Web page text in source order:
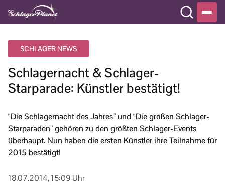
SCHLAGER NEWS
Schlagernacht & Schlager-
Starparade: Künstler bestätigt!
“Die Schlagernacht des Jahres” und “Die großen Schlager-
Starparaden” gehören zu den größten Schlager-Events
überhaupt. Nun haben die ersten Künstler ihre Teilnahme für
2015 bestätigt!
18.07.2014, 15:09 Uhr